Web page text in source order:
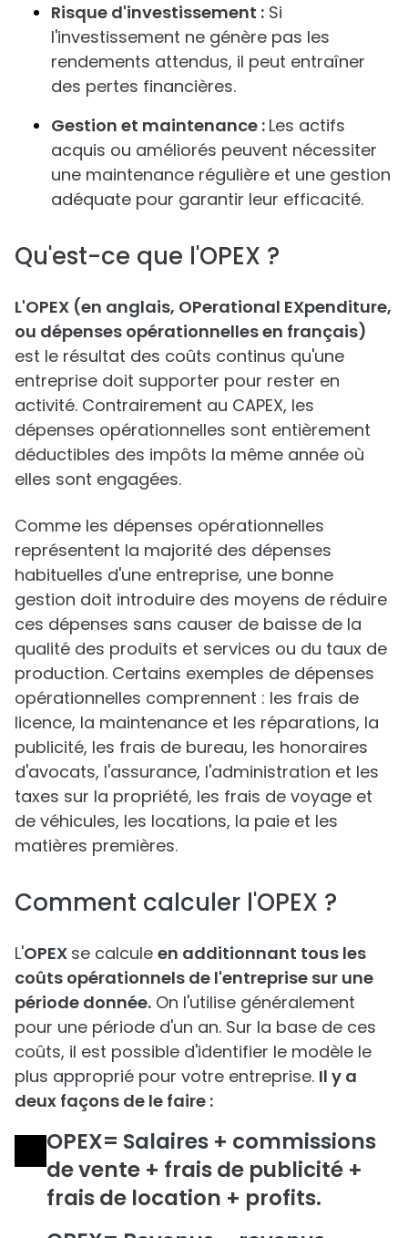
Risque d'investissement : Si
l'investissement ne génère pas les
rendements attendus, il peut entraîner
des pertes financières.
Gestion et maintenance : Les actifs
acquis ou améliorés peuvent nécessiter
une maintenance régulière et une gestion
adéquate pour garantir leur efficacité.
Qu'est-ce que l'OPEX ?
L'OPEX (en anglais, OPerational EXpenditure,
ou dépenses opérationnelles en français)
est le résultat des coûts continus qu'une
entreprise doit supporter pour rester en
activité. Contrairement au CAPEX, les
dépenses opérationnelles sont entièrement
déductibles des impôts la même année où
elles sont engagées.
Comme les dépenses opérationnelles
représentent la majorité des dépenses
habituelles d'une entreprise, une bonne
gestion doit introduire des moyens de réduire
ces dépenses sans causer de baisse de la
qualité des produits et services ou du taux de
production. Certains exemples de dépenses
opérationnelles comprennent : les frais de
licence, la maintenance et les réparations, la
publicité, les frais de bureau, les honoraires
d'avocats, l'assurance, l'administration et les
taxes sur la propriété, les frais de voyage et
de véhicules, les locations, la paie et les
matières premières.
Comment calculer l'OPEX ?
L'OPEX se calcule en additionnant tous les
coûts opérationnels de l'entreprise sur une
période donnée. On l'utilise généralement
pour une période d'un an. Sur la base de ces
coûts, il est possible d'identifier le modèle le
plus approprié pour votre entreprise. Il y a
deux façons de le faire :
OPEX= Salaires + commissions
de vente + frais de publicité +
frais de location + profits.